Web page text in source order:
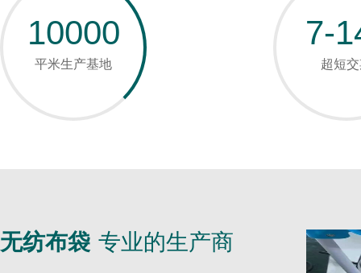
10000
平米生产基地
7-
超短
无纺布袋 专业的生产商